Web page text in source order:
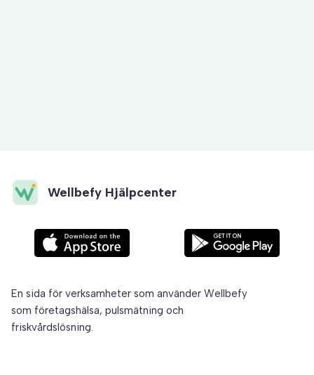
Wellbefy Hjälpcenter
En sida för verksamheter som använder Wellbefy
som företagshälsa, pulsmätning och
friskvårdslösning.